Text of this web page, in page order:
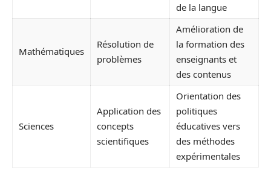
de la langue
Mathématiques
Résolution de
problèmes
Amélioration de
la formation des
enseignants et
des contenus
Sciences
Application des
concepts
scientifiques
Orientation des
politiques
éducatives vers
des méthodes
expérimentales